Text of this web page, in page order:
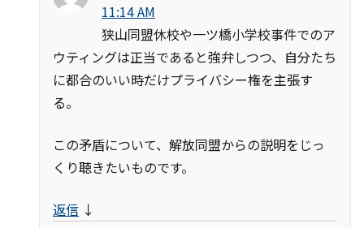
11:14 AM
狭山同盟休校や一ツ橋小学校事件でのア
ウティングは正当であると強弁しつつ、自分たち
に都合のいい時だけプライバシー権を主張す
る。
この矛盾について、解放同盟からの説明をじっ
くり聴きたいものです。
返信 ↓